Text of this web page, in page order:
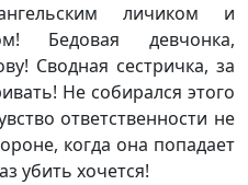
личиком и
Бедовая девчонка,
Сводная сестричка, за
Не собирался этого
ответственности не
когда она попадает
убить хочется!